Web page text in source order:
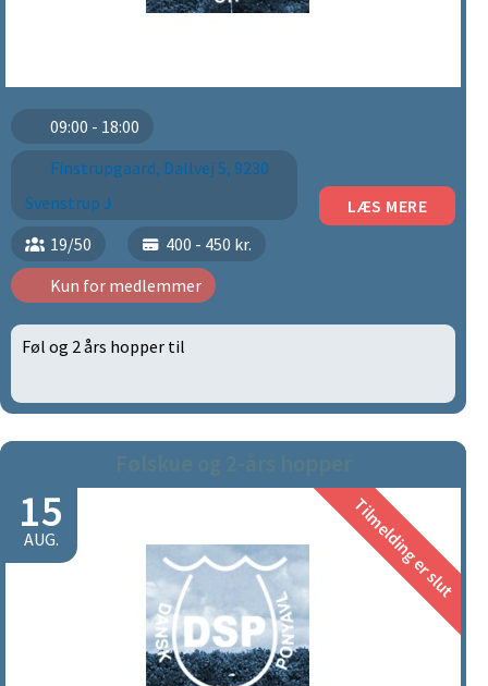
09:00 - 18:00
Finstrupgaard, Dallvej 5, 9230
Svenstrup J
19/50
400 - 450 kr.
Kun for medlemmer
LÆS MERE
Føl og 2 års hopper til
15
AUG. Tilmelding er slut